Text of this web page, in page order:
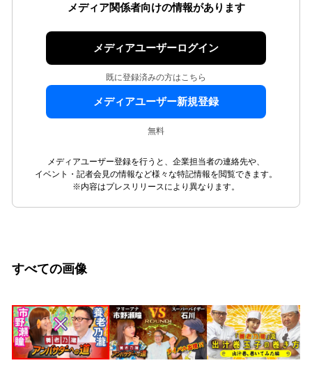
メディア関係者向けの情報があります
メディアユーザーログイン
既に登録済みの方はこちら
メディアユーザー新規登録
無料
メディアユーザー登録を行うと、企業担当者の連絡先や、
イベント・記者会見の情報など様々な特記情報を閲覧できます。
※内容はプレスリリースにより異なります。
すべての画像